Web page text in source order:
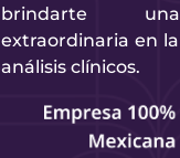
brindarte
extraordinaria en
análisis clínicos.